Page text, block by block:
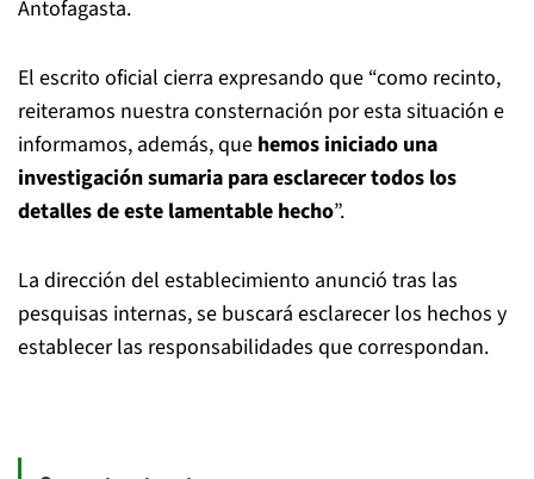
Antofagasta.
El escrito oficial cierra expresando que “como recinto,
reiteramos nuestra consternación por esta situación e
informamos, además, que hemos iniciado una
investigación sumaria para esclarecer todos los
detalles de este lamentable hecho”.
La dirección del establecimiento anunció tras las
pesquisas internas, se buscará esclarecer los hechos y
establecer las responsabilidades que correspondan.